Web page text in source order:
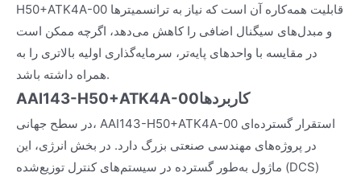
H50+ATK4A-00 قابلیت همه‌کاره آن است که نیاز به ترانسمیترها
و مبدل‌های سیگنال اضافی را کاهش می‌دهد، اگرچه ممکن است
در مقایسه با واحدهای پایه‌تر، سرمایه‌گذاری اولیه بالاتری را به
همراه داشته باشد.
AAI143-H50+ATK4A-00کاربردها
در سطح جهانی، AAI143-H50+ATK4A-00 استقرار گسترده‌ای
در پروژه‌های مهندسی صنعتی بزرگ دارد. در بخش انرژی، این
ماژول به‌طور گسترده در سیستم‌های کنترل توزیع‌شده (DCS)